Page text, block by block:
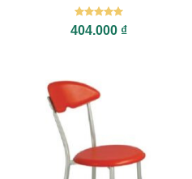
Được xếp
hạng55
404.000 ₫